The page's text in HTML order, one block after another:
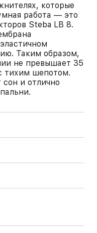
которые
работа — это
Steba LB 8.
Таким образом,
не превышает 35
тихим шепотом.
и отлично